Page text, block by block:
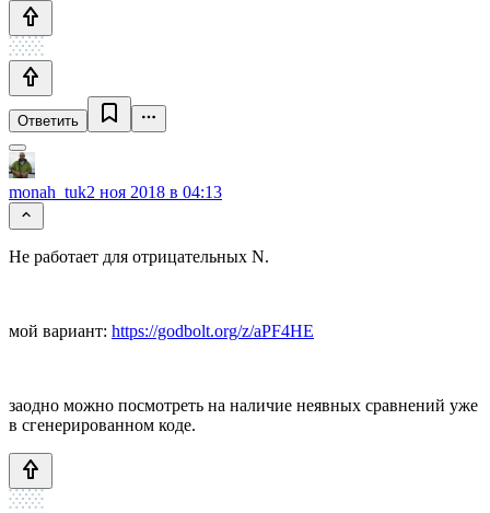
Ответить
monah_tuk2 ноя 2018 в 04:13
Не работает для отрицательных N.
мой вариант: https://godbolt.org/z/aPF4HE
заодно можно посмотреть на наличие неявных сравнений уже
в сгенерированном коде.